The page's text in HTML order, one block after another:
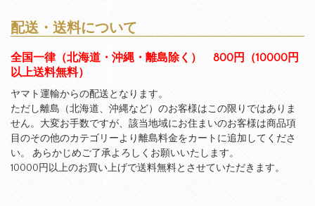
配送・送料について
全国一律（北海道・沖縄・離島除く） 800円（10000円
以上送料無料）
ヤマト運輸からの配送となります。
ただし離島（北海道、沖縄など）のお客様はこの限りではありま
せん。大変お手数ですが、該当地域にお住まいのお客様は商品項
目のその他のカテゴリーより離島料金をカートに追加してくださ
い。 あらかじめご了承よろしくお願いいたします。
10000円以上のお買い上げで送料無料とさせていただきます。